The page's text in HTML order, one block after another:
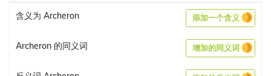
含义为 Archeron 添加一个含义
Archeron 的同义词 增加的同义词